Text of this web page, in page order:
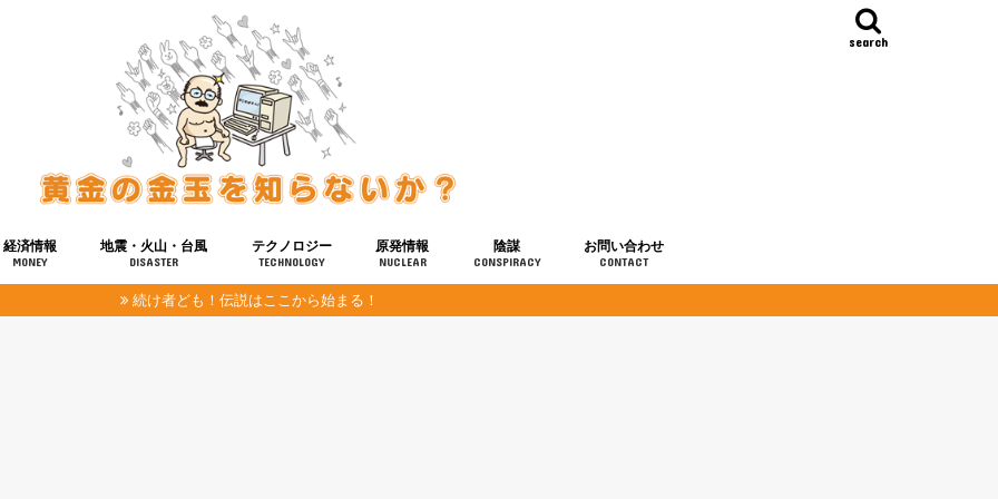
search
経済情報
MONEY
地震・火山・台風
DISASTER
テクノロジー
TECHNOLOGY
健康
宇宙
原発情報
NUCLEAR
陰謀
CONSPIRACY
お問い合わせ
CONTACT
続け者ども！伝説はここから始まる！